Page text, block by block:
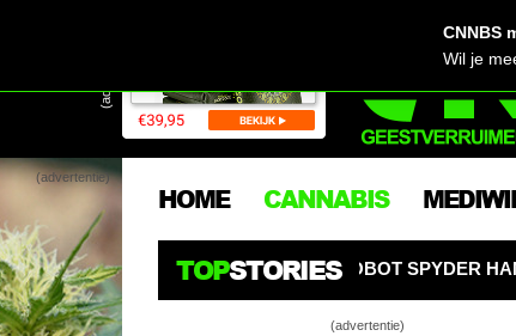
(advertentie)
(advertentie)
HOME CANNABIS
TOPSTORIES
SPYDER HANGT ALS EEN SPIN BOVEN
(advertentie)
CNNBS
Wil je